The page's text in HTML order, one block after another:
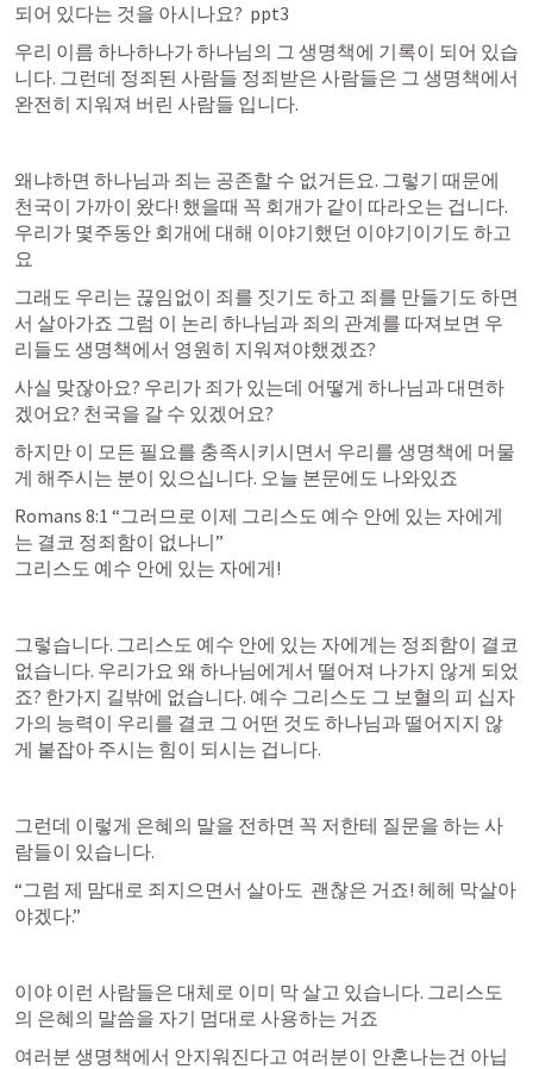
되어 있다는 것을 아시나요?  ppt3
우리 이름 하나하나가 하나님의 그 생명책에 기록이 되어 있습
니다. 그런데 정죄된 사람들 정죄받은 사람들은 그 생명책에서
완전히 지워져 버린 사람들 입니다.
왜냐하면 하나님과 죄는 공존할 수 없거든요. 그렇기 때문에
천국이 가까이 왔다! 했을때 꼭 회개가 같이 따라오는 겁니다.
우리가 몇주동안 회개에 대해 이야기했던 이야기이기도 하고
요
그래도 우리는 끊임없이 죄를 짓기도 하고 죄를 만들기도 하면
서 살아가죠 그럼 이 논리 하나님과 죄의 관계를 따져보면 우
리들도 생명책에서 영원히 지워져야했겠죠?
사실 맞잖아요? 우리가 죄가 있는데 어떻게 하나님과 대면하
겠어요? 천국을 갈 수 있겠어요?
하지만 이 모든 필요를 충족시키시면서 우리를 생명책에 머물
게 해주시는 분이 있으십니다. 오늘 본문에도 나와있죠
Romans 8:1 “그러므로 이제 그리스도 예수 안에 있는 자에게
는 결코 정죄함이 없나니”
그리스도 예수 안에 있는 자에게!
그렇습니다. 그리스도 예수 안에 있는 자에게는 정죄함이 결코
없습니다. 우리가요 왜 하나님에게서 떨어져 나가지 않게 되었
죠? 한가지 길밖에 없습니다. 예수 그리스도 그 보혈의 피 십자
가의 능력이 우리를 결코 그 어떤 것도 하나님과 떨어지지 않
게 붙잡아 주시는 힘이 되시는 겁니다.
그런데 이렇게 은혜의 말을 전하면 꼭 저한테 질문을 하는 사
람들이 있습니다.
“그럼 제 맘대로 죄지으면서 살아도  괜찮은 거죠! 헤헤 막살아
야겠다.”
이야 이런 사람들은 대체로 이미 막 살고 있습니다. 그리스도
의 은혜의 말씀을 자기 멈대로 사용하는 거죠
여러분 생명책에서 안지워진다고 여러분이 안혼나는건 아닙